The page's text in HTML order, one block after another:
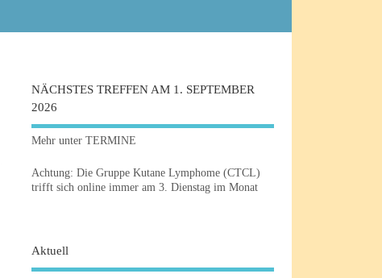
NÄCHSTES TREFFEN AM 1. SEPTEMBER
2026
Mehr unter TERMINE
Achtung: Die Gruppe Kutane Lymphome (CTCL)
trifft sich online immer am 3. Dienstag im Monat
Aktuell